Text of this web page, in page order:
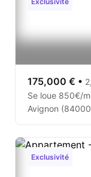
175,000 € •
Se loue 850€/
Avignon
Exclusivité